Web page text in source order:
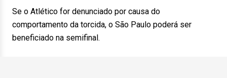
Se o Atlético for denunciado por causa do
comportamento da torcida, o São Paulo poderá ser
beneficiado na semifinal.